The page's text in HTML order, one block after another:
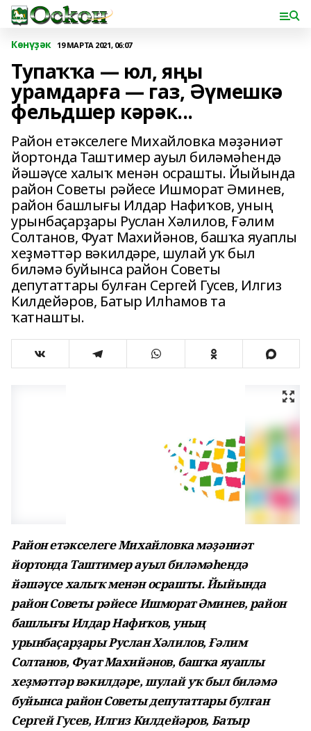
Көнүҙәк 19 МАРТА 2021, 06:07
Тупаҡҡа — юл, яңы
урамдарға — газ, Әүмешкә
фельдшер кәрәк...
Район етәкселеге Михайловка мәҙәниәт
йортонда Таштимер ауыл биләмәһендә
йәшәүсе халыҡ менән осрашты. Йыйында
район Советы рәйесе Ишморат Әминев,
район башлығы Илдар Нафиҡов, уның
урынбаҫарҙары Руслан Хәлилов, Ғәлим
Солтанов, Фуат Махийәнов, башҡа яуаплы
хеҙмәттәр вәкилдәре, шулай уҡ был
биләмә буйынса район Советы
депутаттары булған Сергей Гусев, Илгиз
Килдейәров, Батыр Илһамов та
ҡатнашты.
Район етәкселеге Михайловка мәҙәниәт
йортонда Таштимер ауыл биләмәһендә
йәшәүсе халыҡ менән осрашты. Йыйында
район Советы рәйесе Ишморат Әминев, район
башлығы Илдар Нафиҡов, уның
урынбаҫарҙары Руслан Хәлилов, Ғәлим
Солтанов, Фуат Махийәнов, башҡа яуаплы
хеҙмәттәр вәкилдәре, шулай уҡ был биләмә
буйынса район Советы депутаттары булған
Сергей Гусев, Илгиз Килдейәров, Батыр